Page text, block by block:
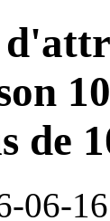
de
06-16